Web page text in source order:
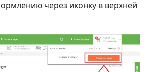
через иконку в верхней